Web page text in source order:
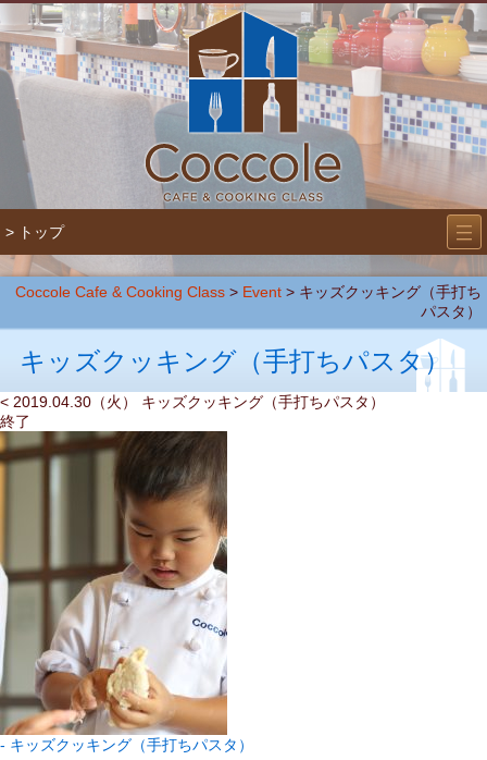
> トップ ―
―
―
Coccole Cafe & Cooking Class > Event > キッズクッキング（手打ち
パスタ）
キッズクッキング（手打ちパスタ）
< 2019.04.30（火） キッズクッキング（手打ちパスタ）
終了
キッズクッキング（手打ちパスタ）